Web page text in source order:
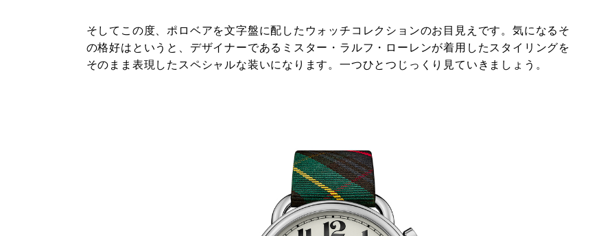
そしてこの度、ポロベアを文字盤に配したウォッチコレクションのお目見えです。気になるそ
の格好はというと、デザイナーであるミスター・ラルフ・ローレンが着用したスタイリングを
そのまま表現したスペシャルな装いになります。一つひとつじっくり見ていきましょう。